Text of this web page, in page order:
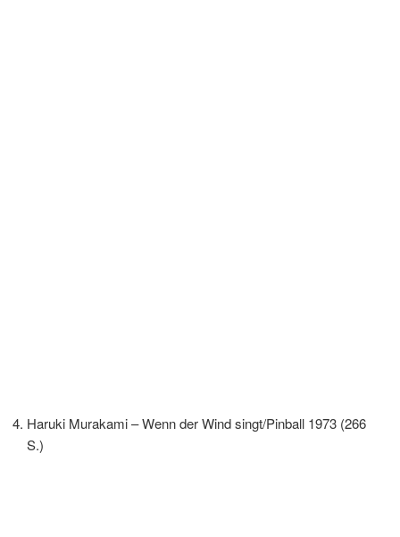
Haruki Murakami – Wenn der Wind singt/Pinball 1973 (266
S.)